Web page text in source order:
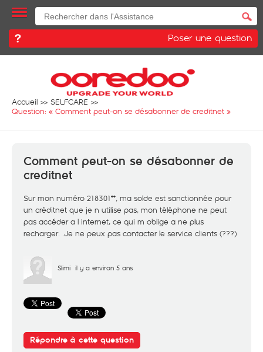
Poser une question
Accueil
SELFCARE
Question: « Comment peut-on se désabonner de creditnet »
Comment peut-on se désabonner de
creditnet
Sur mon numéro 218301**, ma solde est sanctionnée pour
un créditnet que je n utilise pas, mon téléphone ne peut
pas accéder a l internet, ce qui m oblige a ne plus
recharger. .Je ne peux pas contacter le service clients (???)
Slimi il y a environ 5 ans
Répondre à cette question